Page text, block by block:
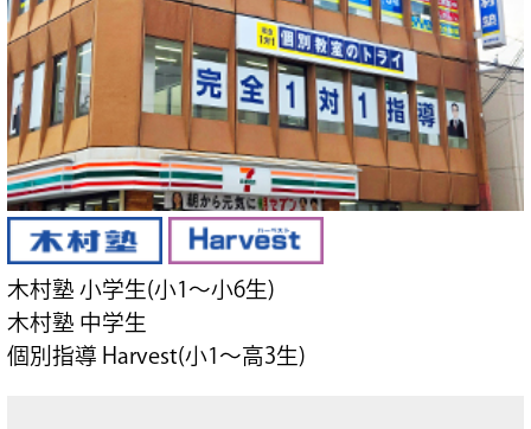
木村塾 小学生(小1～小6生)
木村塾 中学生
個別指導 Harvest(小1～高3生)